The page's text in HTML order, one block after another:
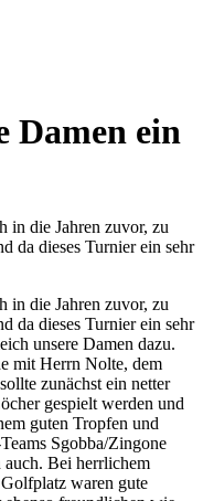
Damen ein
in die Jahren zuvor, zu
da dieses Turnier ein sehr
in die Jahren zuvor, zu
da dieses Turnier ein sehr
unsere Damen dazu.
mit Herrn Nolte, dem
zunächst ein netter
gespielt werden und
guten Tropfen und
Sgobba/Zingone
auch. Bei herrlichem
waren gute